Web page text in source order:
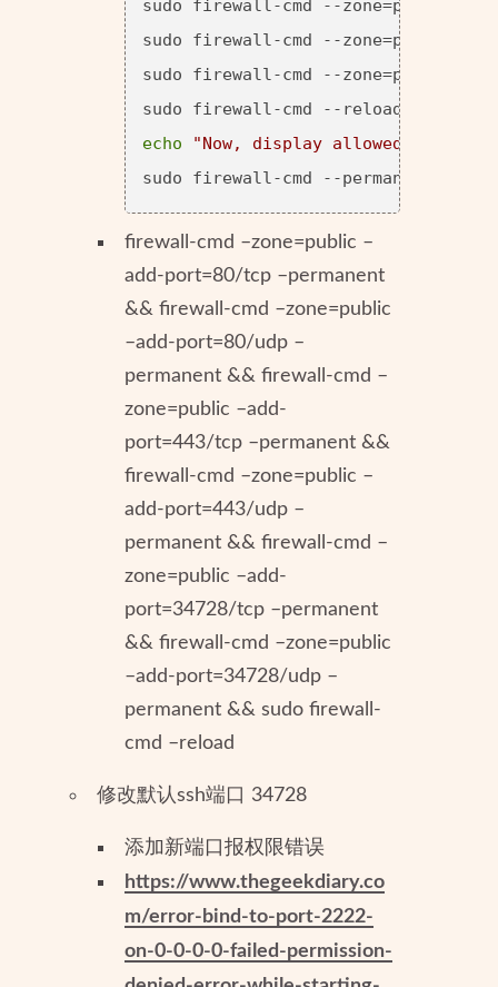
sudo firewall-cmd --zone=public --
sudo firewall-cmd --zone=public --
sudo firewall-cmd --zone=public --
echo
"Now, display allowed
firewall-cmd –zone=public –
add-port=80/tcp –permanent
&& firewall-cmd –zone=public
–add-port=80/udp –
permanent && firewall-cmd –
zone=public –add-
port=443/tcp –permanent &&
firewall-cmd –zone=public –
add-port=443/udp –
permanent && firewall-cmd –
zone=public –add-
port=34728/tcp –permanent
&& firewall-cmd –zone=public
–add-port=34728/udp –
permanent && sudo firewall-
cmd –reload
修改默认ssh端口 34728
添加新端口报权限错误
https://www.thegeekdiary.co
m/error-bind-to-port-2222-
on-0-0-0-0-failed-permission-